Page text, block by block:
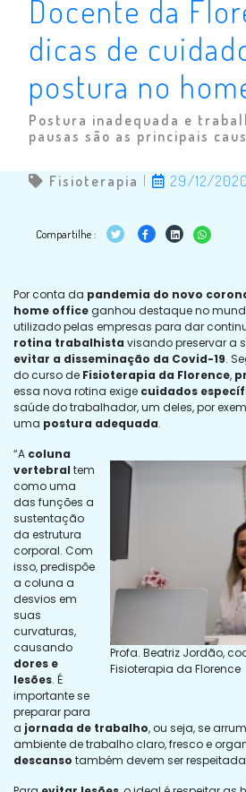
Docente da
dicas de
postura no
Postura inadequada e
pausas são as principais
Fisioterapia | 29/12/2020
Compartilhe :
Por conta da pandemia do novo
home officeganhou destaque no
utilizado pelas empresas para dar
rotina trabalhista visando preservar a
evitar a disseminação da Covid-19.
do curso de Fisioterapia da Florence,
essa nova rotina exige cuidados
saúde do trabalhador, um deles, por
uma postura adequada.
Profa. Beatriz Jordão,
Fisioterapia da Florence
“A coluna
vertebral tem
como uma
das funções a
sustentação
da estrutura
corporal. Com
isso, predispõe
a coluna a
desvios em
suas
curvaturas,
causando
dores e
lesões. É
importante se
preparar para
a jornada de trabalho, ou seja, se
ambiente de trabalho claro, fresco e
descanso também devem ser